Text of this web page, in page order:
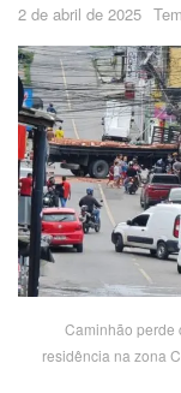
2 de abril de 2025
Caminhão perde
residência na zona